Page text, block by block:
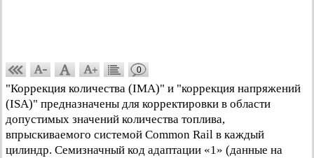
0
"Коррекция количества (IMA)" и "коррекция напряжений
(ISA)" предназначены для корректировки в области
допустимых значений количества топлива,
впрыскиваемого системой Common Rail в каждый
цилиндр. Семизначный код адаптации «1» (данные на